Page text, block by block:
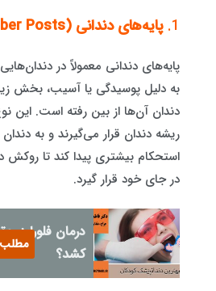
1. پایه‌های دندانی (Pulp Chamber Posts)
پایه‌های دندانی معمولاً در
به دلیل پوسیدگی یا آسیب، بخش
دندان آن‌ها از بین رفته است. این
ریشه دندان قرار می‌گیرند و به
استحکام بیشتری پیدا کند تا روکش
در جای خود قرار گیرد.
درمان فلوراید
کشد؟
مطلب